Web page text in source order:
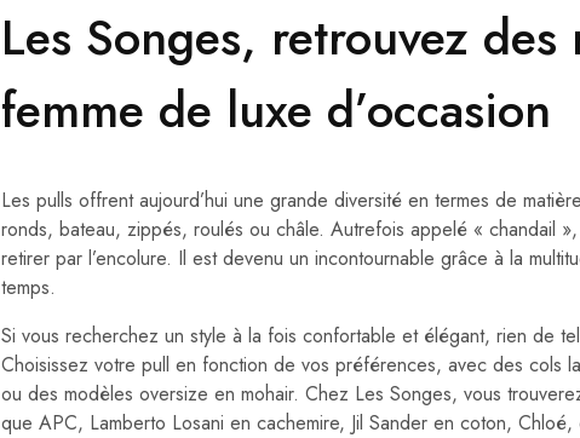
Les Songes, retrouvez
femme de luxe d’occasion
Les pulls offrent aujourd’hui une grande diversité en termes de
ronds, bateau, zippés, roulés ou châle. Autrefois appelé « chandail
retirer par l’encolure. Il est devenu un incontournable grâce à la
temps.
Si vous recherchez un style à la fois confortable et élégant, rien de
Choisissez votre pull en fonction de vos préférences, avec des cols
ou des modèles oversize en mohair. Chez Les Songes, vous
que APC, Lamberto Losani en cachemire, Jil Sander en coton, Chloé,